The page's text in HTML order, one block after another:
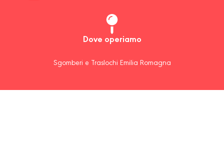
Dove operiamo
Sgomberi e Traslochi Emilia Romagna